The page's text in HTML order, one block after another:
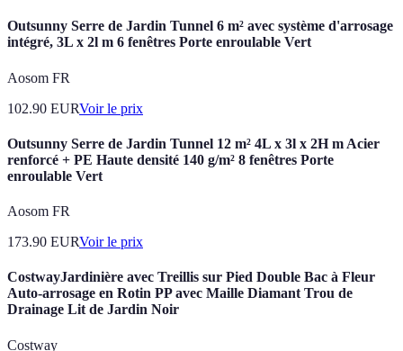
Outsunny Serre de Jardin Tunnel 6 m² avec système d'arrosage
intégré, 3L x 2l m 6 fenêtres Porte enroulable Vert
Aosom FR
102.90 EURVoir le prix
Outsunny Serre de Jardin Tunnel 12 m² 4L x 3l x 2H m Acier
renforcé + PE Haute densité 140 g/m² 8 fenêtres Porte
enroulable Vert
Aosom FR
173.90 EURVoir le prix
CostwayJardinière avec Treillis sur Pied Double Bac à Fleur
Auto-arrosage en Rotin PP avec Maille Diamant Trou de
Drainage Lit de Jardin Noir
Costway